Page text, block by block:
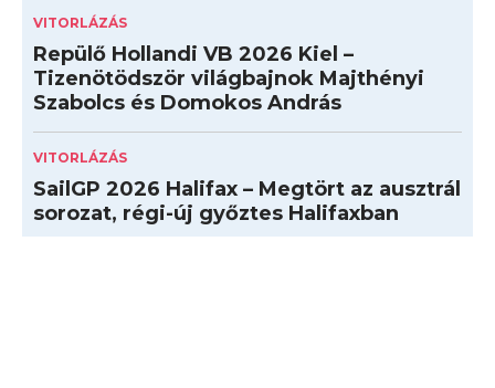
VITORLÁZÁS
Repülő Hollandi VB 2026 Kiel –
Tizenötödször világbajnok Majthényi
Szabolcs és Domokos András
VITORLÁZÁS
SailGP 2026 Halifax – Megtört az ausztrál
sorozat, régi-új győztes Halifaxban